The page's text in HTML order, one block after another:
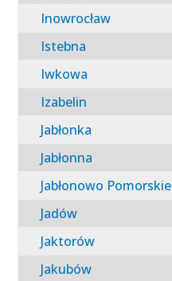
Inowrocław
Istebna
Iwkowa
Izabelin
Jabłonka
Jabłonna
Jabłonowo Pomorskie
Jadów
Jaktorów
Jakubów